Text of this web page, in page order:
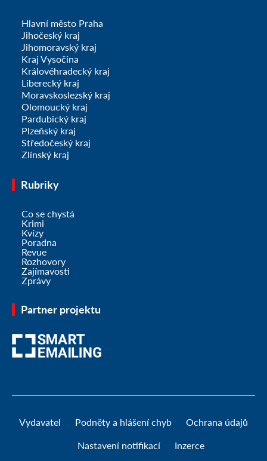
Hlavní město Praha
Jihočeský kraj
Jihomoravský kraj
Kraj Vysočina
Královéhradecký kraj
Liberecký kraj
Moravskoslezský kraj
Olomoucký kraj
Pardubický kraj
Plzeňský kraj
Středočeský kraj
Zlínský kraj
Rubriky
Co se chystá
Krimi
Kvízy
Poradna
Revue
Rozhovory
Zajímavosti
Zprávy
Partner projektu
Vydavatel Podněty a hlášení chyb Ochrana údajů
Nastavení notifikací Inzerce